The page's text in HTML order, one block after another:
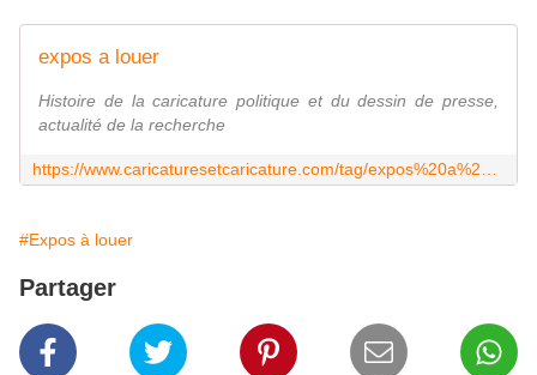
expos a louer
Histoire de la caricature politique et du dessin de presse,
actualité de la recherche
#Expos à louer
Partager